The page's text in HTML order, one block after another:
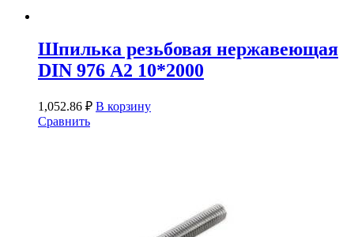
Шпилька резьбовая нержавеющая
DIN 976 А2 10*2000
1,052.86 ₽ В корзину
Сравнить